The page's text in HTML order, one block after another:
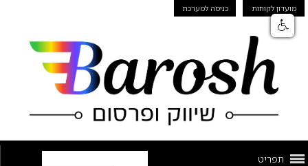
מועדון לקוחות כניסה למערכת
תפריט